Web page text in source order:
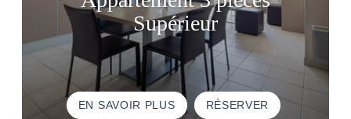
Supérieur
EN SAVOIR PLUS RÉSERVER